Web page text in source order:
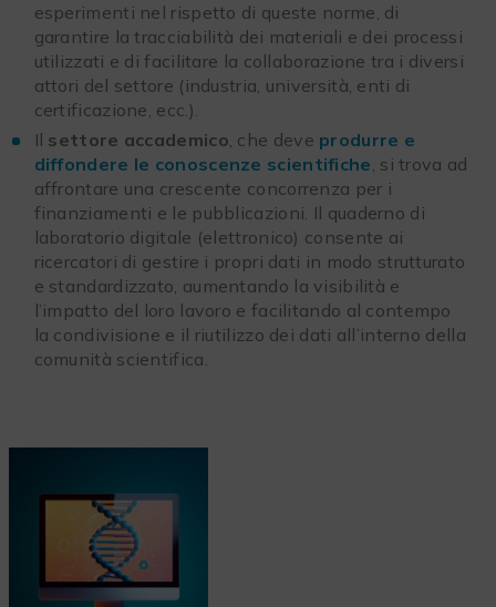
esperimenti nel rispetto di queste norme, di
garantire la tracciabilità dei materiali e dei processi
utilizzati e di facilitare la collaborazione tra i diversi
attori del settore (industria, università, enti di
certificazione, ecc.).
Il settore accademico, che deve produrre e
diffondere le conoscenze scientifiche, si trova ad
affrontare una crescente concorrenza per i
finanziamenti e le pubblicazioni. Il quaderno di
laboratorio digitale (elettronico) consente ai
ricercatori di gestire i propri dati in modo strutturato
e standardizzato, aumentando la visibilità e
l’impatto del loro lavoro e facilitando al contempo
la condivisione e il riutilizzo dei dati all’interno della
comunità scientifica.